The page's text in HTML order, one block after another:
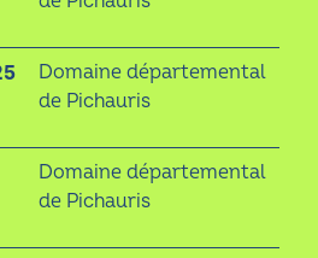
Domaine départemental
de Pichauris
Domaine départemental
de Pichauris